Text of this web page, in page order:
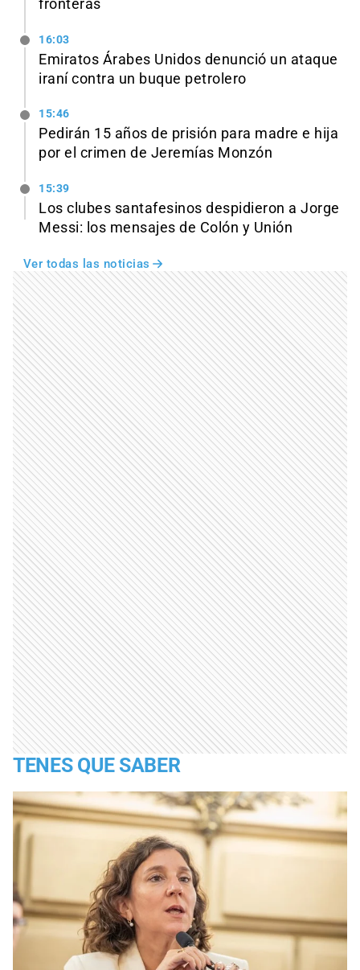
fronteras
16:03
Emiratos Árabes Unidos denunció un ataque
iraní contra un buque petrolero
15:46
Pedirán 15 años de prisión para madre e hija
por el crimen de Jeremías Monzón
15:39
Los clubes santafesinos despidieron a Jorge
Messi: los mensajes de Colón y Unión
Ver todas las noticias
TENES QUE SABER